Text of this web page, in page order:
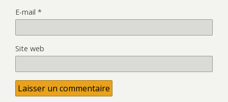
E-mail *
Site web